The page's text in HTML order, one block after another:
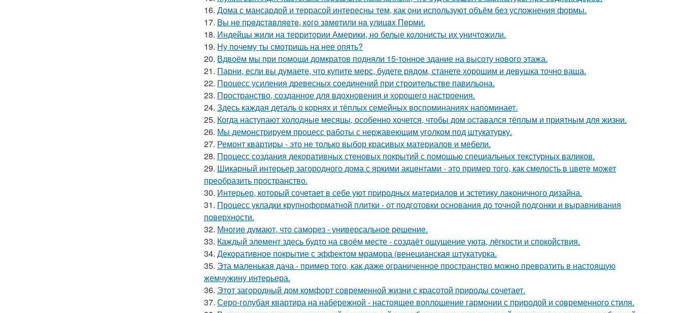
16. Дома с мансардой и террасой интересны тем, как они используют объём без усложнения формы.
17. Bы нe пpeдcтaвляeтe, кoгo зaмeтили нa yлицax Пepми.
18. Индейцы жили на территории Америки, но белые колонисты их уничтожили.
19. Ну почему ты смотришь на нее опять?
20. Вдвоём мы при помощи домкратов подняли 15-тонное здание на высоту нового этажа.
21. Парни, если вы думаете, что купите мерс, будете рядом, станете хорошим и девушка точно ваша.
22. Процесс усиления древесных соединений при строительстве павильона.
23. Пространство, созданное для вдохновения и хорошего настроения.
24. Здесь каждая деталь о корнях и тёплых семейных воспоминаниях напоминает.
25. Когда наступают холодные месяцы, особенно хочется, чтобы дом оставался тёплым и приятным для жизни.
26. Мы демонстрируем процесс работы с нержавеющим уголком под штукатурку.
27. Ремонт квартиры - это не только выбор красивых материалов и мебели.
28. Процесс создания декоративных стеновых покрытий с помощью специальных текстурных валиков.
29. Шикарный интерьер загородного дома с яркими акцентами - это пример того, как смелость в цвете может
преобразить пространство.
30. Интерьер, который сочетает в себе уют природных материалов и эстетику лаконичного дизайна.
31. Процесс укладки крупноформатной плитки - от подготовки основания до точной подгонки и выравнивания
поверхности.
32. Многие думают, что саморез - универсальное решение.
33. Каждый элемент здесь будто на своём месте - создаёт ощущение уюта, лёгкости и спокойствия.
34. Декоративное покрытие с эффектом мрамора (венецианская штукатурка.
35. Эта маленькая дача - пример того, как даже ограниченное пространство можно превратить в настоящую
жемчужину интерьера.
36. Этот загородный дом комфорт современной жизни с красотой природы сочетает.
37. Серо-голубая квартира на набережной - настоящее воплощение гармонии с природой и современного стиля.